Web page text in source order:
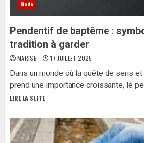
Mode
Pendentif de baptême :
tradition à garder
MARISE 17 JUILLET 2025
Dans un monde où la quête de sens
prend une importance croissante, le
LIRE LA SUITE